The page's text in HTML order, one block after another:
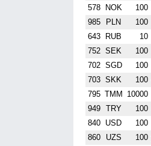
578 NOK 100
985 PLN 100
643 RUB 10
752 SEK 100
702 SGD 100
703 SKK 100
795 TMM 10000
949 TRY 100
840 USD 100
860 UZS 100